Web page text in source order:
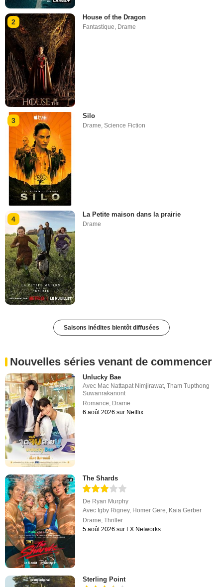
2
House of the Dragon
Fantastique Drame
3
Silo
Drame,Science Fiction
4
La Petite maison dans la prairie
Drame
Saisons inédites bientôt diffusées
Nouvelles séries venant de commencer
Unlucky Bae
Avec Mac Nattapat Nimjirawat ,Tham Tupthong
Suwanrakanont
Romance Drame
6 août 2026 sur Netflix
The Shards
De Ryan Murphy
Avec Igby Rigney, Homer Gere, Kaia Gerber
Drame,Thriller
5 août 2026 sur FX Networks
Sterling Point